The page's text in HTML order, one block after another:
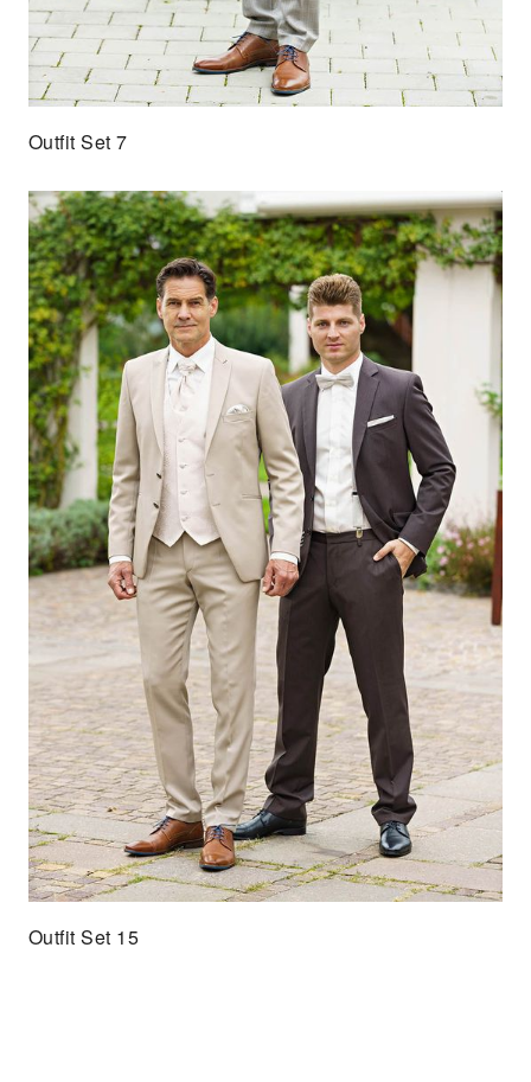
Outfit Set 7
Outfit Set 15